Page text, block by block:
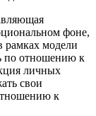
фоне,
рамках модели
по отношению к
личных
свои
к